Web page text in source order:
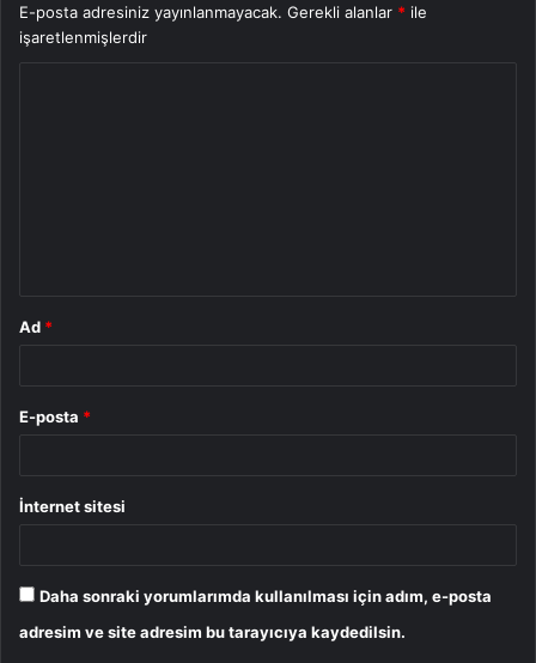
E-posta adresiniz yayınlanmayacak. Gerekli alanlar * ile
işaretlenmişlerdir
Ad *
E-posta *
İnternet sitesi
Daha sonraki yorumlarımda kullanılması için adım, e-posta
adresim ve site adresim bu tarayıcıya kaydedilsin.